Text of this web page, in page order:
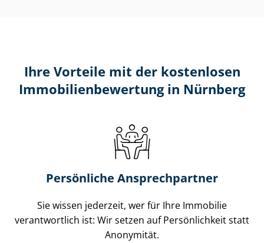
Ihre Vorteile mit der kostenlosen
Im­mo­bi­li­en­be­wer­tung in Nürnberg
Persönliche Ansprechpartner
Sie wissen jederzeit, wer für Ihre Immobilie
verantwortlich ist: Wir setzen auf Persönlichkeit statt
Anonymität.